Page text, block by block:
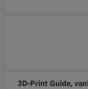
3D-Print Guide,